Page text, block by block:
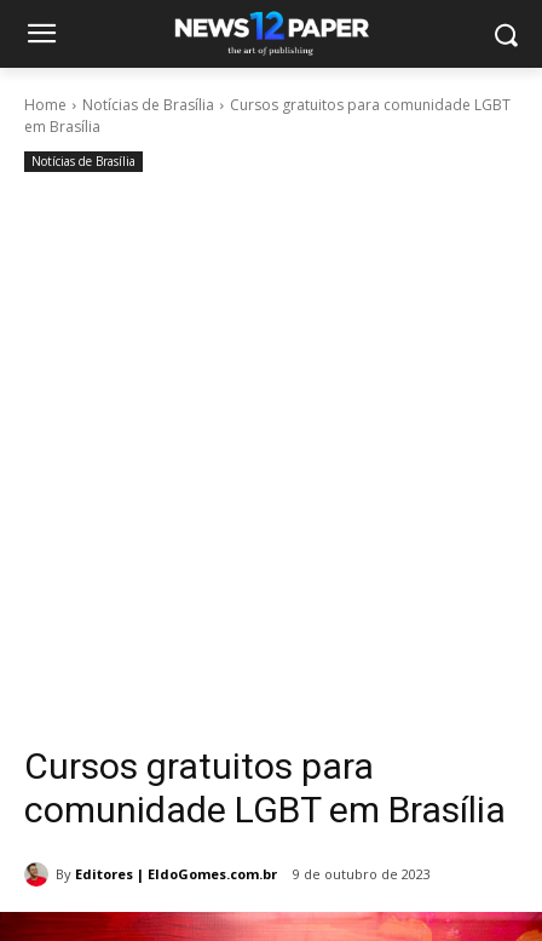
Home Notícias de Brasília
Cursos gratuitos para comunidade LGBT
em Brasília
Notícias de Brasília
Cursos gratuitos para
comunidade LGBT em Brasília
By Editores | EldoGomes.com.br 9 de outubro de 2023